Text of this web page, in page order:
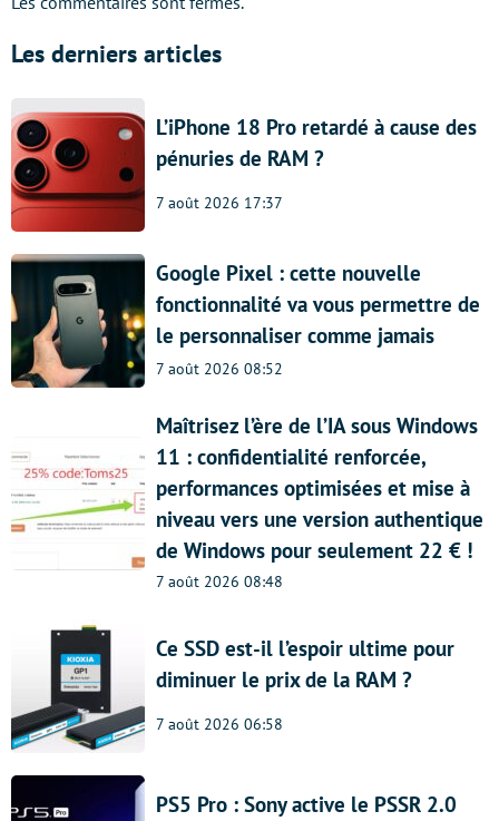
Les derniers articles
L’iPhone 18 Pro retardé à cause des
pénuries de RAM ?
7 août 2026 17:37
Google Pixel : cette nouvelle
fonctionnalité va vous permettre de
le personnaliser comme jamais
7 août 2026 08:52
Maîtrisez l’ère de l’IA sous Windows
11 : confidentialité renforcée,
performances optimisées et mise à
niveau vers une version authentique
de Windows pour seulement 22 € !
7 août 2026 08:48
Ce SSD est-il l’espoir ultime pour
diminuer le prix de la RAM ?
7 août 2026 06:58
PS5 Pro : Sony active le PSSR 2.0